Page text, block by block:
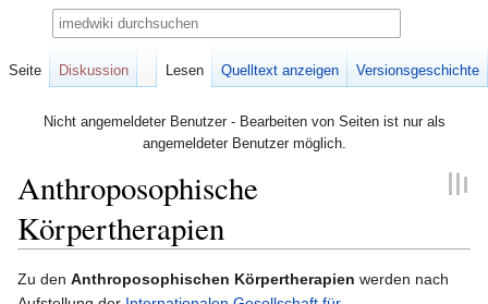
Nicht angemeldeter Benutzer - Bearbeiten von Seiten ist nur als
angemeldeter Benutzer möglich.
Anthroposophische
Körpertherapien
Zur
Zur
Zu den Anthroposophischen Körpertherapien werden nach
Seite Diskussion Lesen Quelltext anzeigen Versionsgeschichte
Suche